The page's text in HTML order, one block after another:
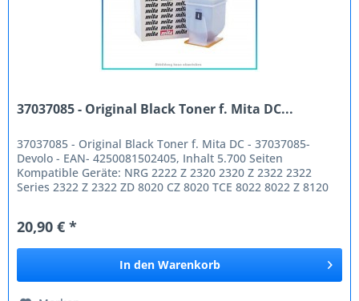
37037085 - Original Black Toner f. Mita DC...
37037085 - Original Black Toner f. Mita DC - 37037085-
Devolo - EAN- 4250081502405, Inhalt 5.700 Seiten
Kompatible Geräte: NRG 2222 Z 2320 2320 Z 2322 2322
Series 2322 Z 2322 ZD 8020 CZ 8020 TCE 8022 8022 Z 8120
20,90 € *
In den Warenkorb